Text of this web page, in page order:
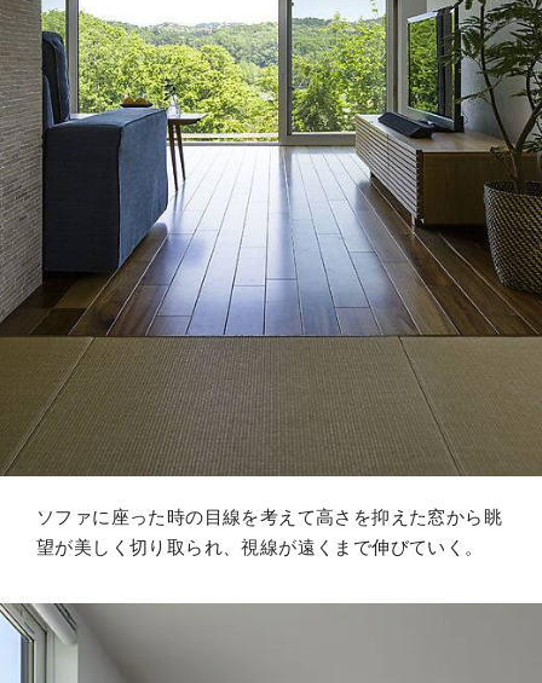
ソファに座った時の目線を考えて高さを抑えた窓から眺
望が美しく切り取られ、視線が遠くまで伸びていく。